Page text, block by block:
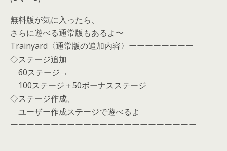
無料版が気に入ったら、
さらに遊べる通常版もあるよ〜
Trainyard〈通常版の追加内容〉ーーーーーーーー
◇ステージ追加
60ステージ→
100ステージ＋50ボーナスステージ
◇ステージ作成、
ユーザー作成ステージで遊べるよ
ーーーーーーーーーーーーーーーーーーーーーーー